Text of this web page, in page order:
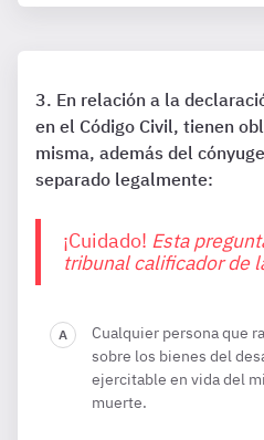
En relación a la
en el Código Civil, tienen
misma, además del
separado legalmente:
¡Cuidado! Esta
tribunal calificador de
Cualquier persona que
sobre los bienes del
ejercitable en vida del
muerte.